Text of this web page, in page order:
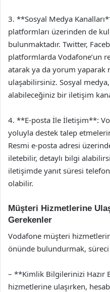
3. **Sosyal Medya
platformları üzerinden de
bulunmaktadır. Twitter,
platformlarda Vodafone’un
atarak ya da yorum yaparak
ulaşabilirsiniz. Sosyal
alabileceğiniz bir iletişim
4. **E-posta İle İletişim**:
yoluyla destek talep
Resmi e-posta adresi
iletebilir, detaylı bilgi
iletişimde yanıt süresi
olabilir.
Müşteri Hizmetlerine
Gerekenler
Vodafone müşteri
önünde bulundurmak,
– **Kimlik Bilgilerinizi
hizmetlerine ulaşırken,